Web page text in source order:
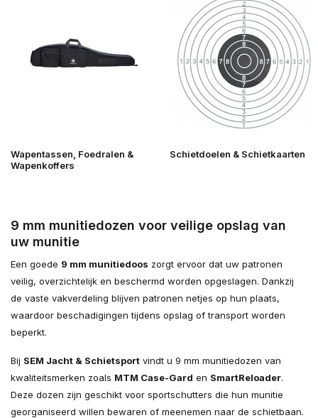
Wapentassen, Foedralen &
Wapenkoffers
Schietdoelen & Schietkaarten
9 mm munitiedozen voor veilige opslag van
uw munitie
Een goede 9 mm munitiedoos zorgt ervoor dat uw patronen
veilig, overzichtelijk en beschermd worden opgeslagen. Dankzij
de vaste vakverdeling blijven patronen netjes op hun plaats,
waardoor beschadigingen tijdens opslag of transport worden
beperkt.
Bij SEM Jacht & Schietsport vindt u 9 mm munitiedozen van
kwaliteitsmerken zoals MTM Case-Gard en SmartReloader.
Deze dozen zijn geschikt voor sportschutters die hun munitie
georganiseerd willen bewaren of meenemen naar de schietbaan.